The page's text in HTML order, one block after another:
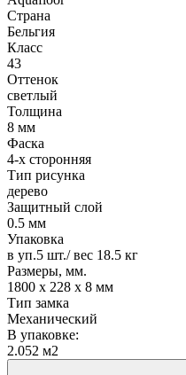
Страна
Бельгия
Класс
43
Оттенок
светлый
Толщина
8 мм
Фаска
4-х сторонняя
Тип рисунка
дерево
Защитный слой
0.5 мм
Упаковка
в уп.5 шт./ вес 18.5 кг
Размеры, мм.
1800 х 228 х 8 мм
Тип замка
Механический
В упаковке:
2.052 м2